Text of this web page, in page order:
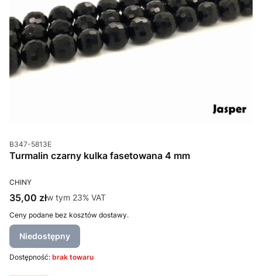
Kod produktu
B347-5813E
Turmalin czarny kulka fasetowana 4 mm
PRODUCENT
CHINY
Cena brutto
35,00 złw tym %s VAT
w tym 23% VAT
Ceny podane bez kosztów dostawy.
Niedostępny
Dostępność: brak towaru